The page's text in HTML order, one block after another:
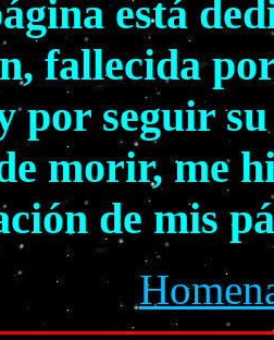
está
fallecida
por seguir
morir, me
de mis